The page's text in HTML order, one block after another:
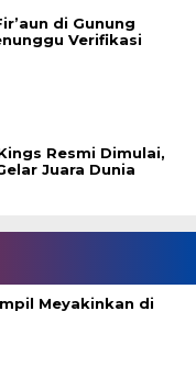
di Gunung
Verifikasi
Resmi Dimulai,
Juara Dunia
Meyakinkan di